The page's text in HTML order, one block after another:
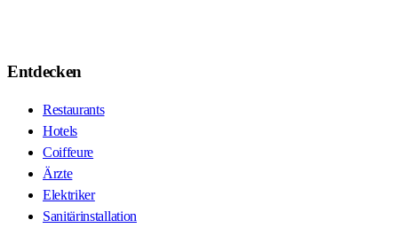
Entdecken
Restaurants
Hotels
Coiffeure
Ärzte
Elektriker
Sanitärinstallation